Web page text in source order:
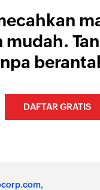
mudah.
DAFTAR GRATIS